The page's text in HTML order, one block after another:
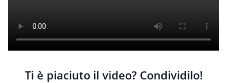
Ti è piaciuto il video? Condividilo!